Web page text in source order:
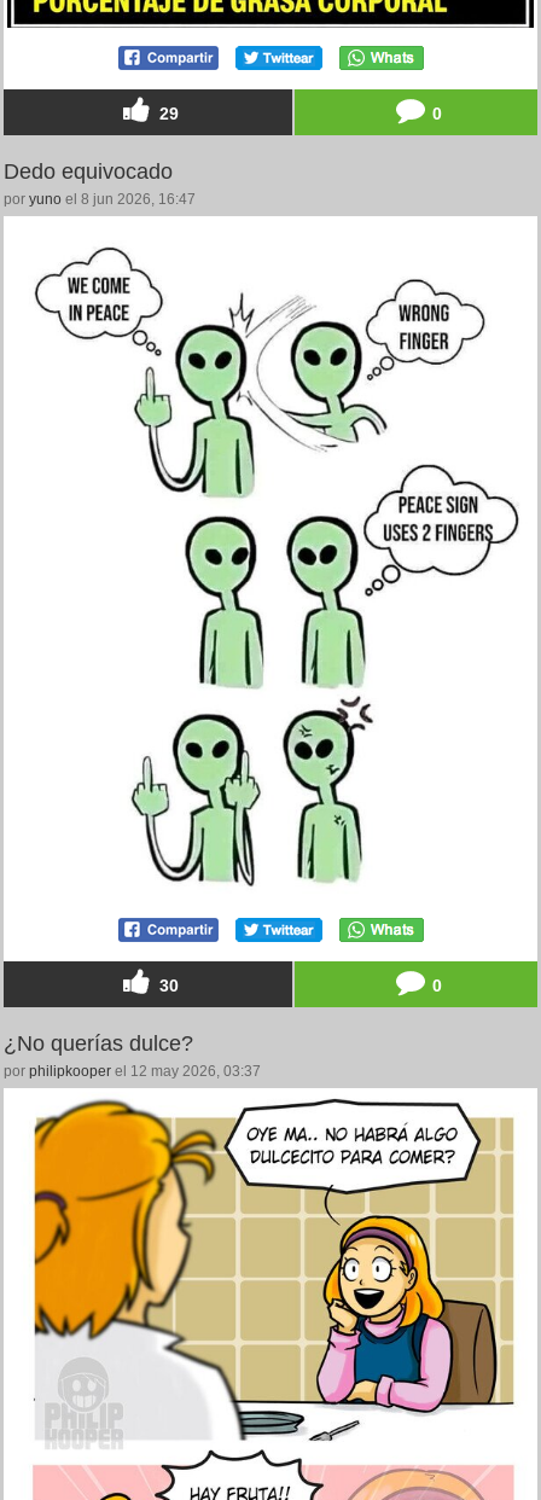
29 0
Dedo equivocado
por yuno el 8 jun 2026, 16:47
30 0
¿No querías dulce?
por philipkooper el 12 may 2026, 03:37